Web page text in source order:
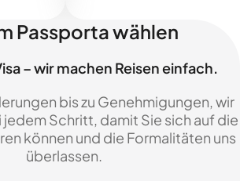
Passporta wählen
– wir machen Reisen einfach.
bis zu Genehmigungen, wir
Schritt, damit Sie sich auf die
können und die Formalitäten uns
überlassen.